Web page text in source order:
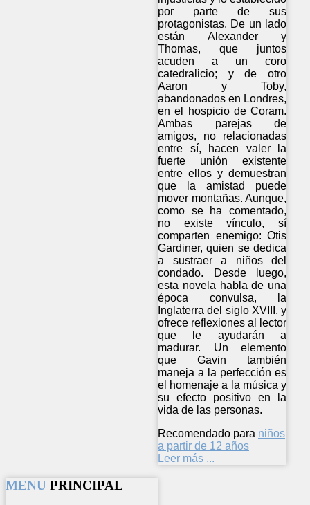
por parte de sus
protagonistas. De un lado
están Alexander y
Thomas, que juntos
acuden a un coro
catedralicio; y de otro
Aaron y Toby,
abandonados en Londres,
en el hospicio de Coram.
Ambas parejas de
amigos, no relacionadas
entre sí, hacen valer la
fuerte unión existente
entre ellos y demuestran
que la amistad puede
mover montañas. Aunque,
como se ha comentado,
no existe vínculo, sí
comparten enemigo: Otis
Gardiner, quien se dedica
a sustraer a niños del
condado. Desde luego,
esta novela habla de una
época convulsa, la
Inglaterra del siglo XVIII, y
ofrece reflexiones al lector
que le ayudarán a
madurar. Un elemento
que Gavin también
maneja a la perfección es
el homenaje a la música y
su efecto positivo en la
vida de las personas.
Recomendado para niños
a partir de 12 años
Leer más ...
MENU PRINCIPAL